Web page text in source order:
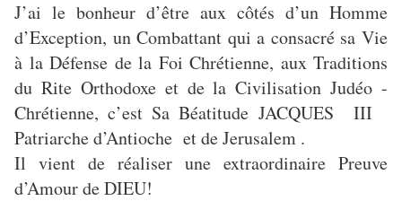
J’ai le bonheur d’être aux côtés d’un Homme
d’Exception, un Combattant qui a consacré sa Vie
à la Défense de la Foi Chrétienne, aux Traditions
du Rite Orthodoxe et de la Civilisation Judéo -
Chrétienne, c’est Sa Béatitude JACQUES III
Patriarche d’Antioche et de Jerusalem .
Il vient de réaliser une extraordinaire Preuve
d’Amour de DIEU!